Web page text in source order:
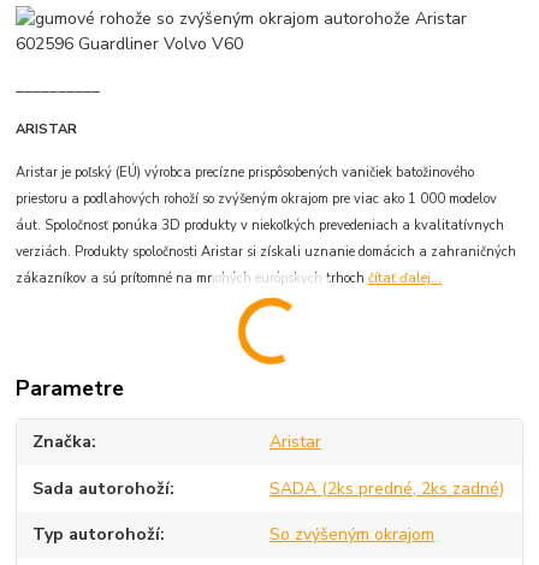
ARISTAR
Aristar je poľský (EÚ) výrobca precízne prispôsobených vaničiek batožinového
priestoru a podlahových rohoží so zvýšeným okrajom pre viac ako 1 000 modelov
áut. Spoločnosť ponúka 3D produkty v niekoľkých prevedeniach a kvalitatívnych
verziách. Produkty spoločnosti Aristar si získali uznanie domácich a zahraničných
zákazníkov a sú prítomné na mnohých európskych trhochčítať ďalej...
Parametre
Značka Aristar
Sada autorohoží SADA (2ks predné, 2ks zadné)
Typ autorohoží So zvýšeným okrajom